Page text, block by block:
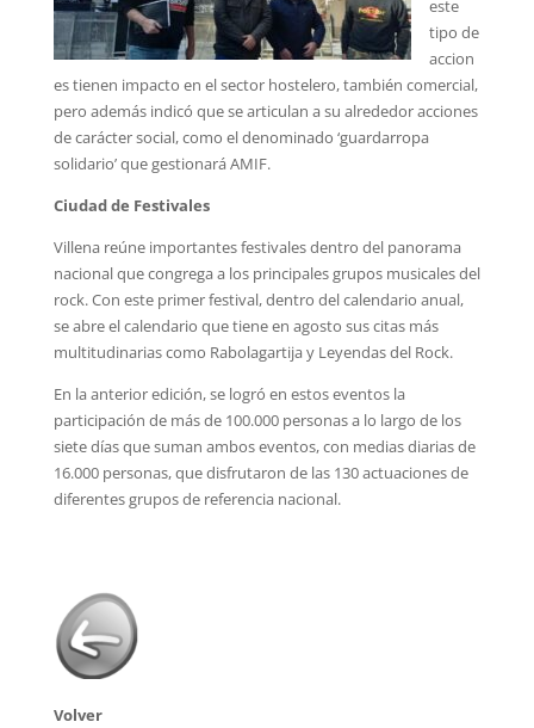
este
tipo de
accion
es tienen impacto en el sector hostelero, también comercial,
pero además indicó que se articulan a su alrededor acciones
de carácter social, como el denominado ‘guardarropa
solidario’ que gestionará AMIF.
Ciudad de Festivales
Villena reúne importantes festivales dentro del panorama
nacional que congrega a los principales grupos musicales del
rock. Con este primer festival, dentro del calendario anual,
se abre el calendario que tiene en agosto sus citas más
multitudinarias como Rabolagartija y Leyendas del Rock.
En la anterior edición, se logró en estos eventos la
participación de más de 100.000 personas a lo largo de los
siete días que suman ambos eventos, con medias diarias de
16.000 personas, que disfrutaron de las 130 actuaciones de
diferentes grupos de referencia nacional.
Volver